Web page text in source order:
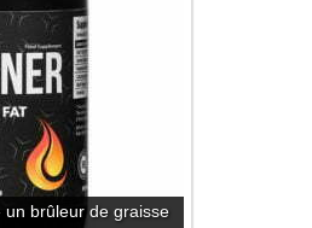
un brûleur de graisse